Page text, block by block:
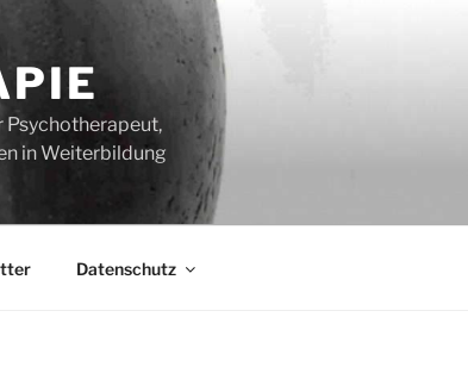
Psychotherapeut,
in Weiterbildung
Datenschutz